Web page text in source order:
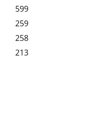
599
259
258
213